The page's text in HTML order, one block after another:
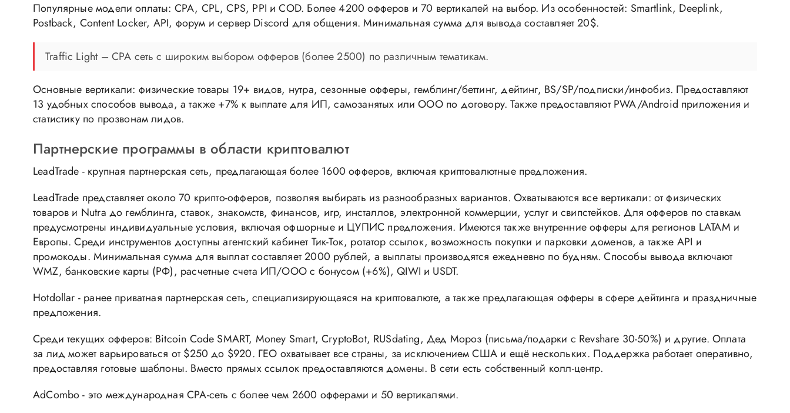
Популярные модели оплаты: CPA, CPL, CPS, PPI и COD. Более 4200 офферов и 70 вертикалей на выбор. Из особенностей: Smartlink, Deeplink,
Postback, Content Locker, API, форум и сервер Discord для общения. Минимальная сумма для вывода составляет 20$.
Traffic Light – CPA сеть с широким выбором офферов (более 2500) по различным тематикам.
Основные вертикали: физические товары 19+ видов, нутра, сезонные офферы, гемблинг/беттинг, дейтинг, BS/SP/подписки/инфобиз. Предоставляют
13 удобных способов вывода, а также +7% к выплате для ИП, самозанятых или ООО по договору. Также предоставляют PWA/Android приложения и
статистику по прозвонам лидов.
Партнерские программы в области криптовалют
LeadTrade - крупная партнерская сеть, предлагающая более 1600 офферов, включая криптовалютные предложения.
LeadTrade представляет около 70 крипто-офферов, позволяя выбирать из разнообразных вариантов. Охватываются все вертикали: от физических
товаров и Nutra до гемблинга, ставок, знакомств, финансов, игр, инсталлов, электронной коммерции, услуг и свипстейков. Для офферов по ставкам
предусмотрены индивидуальные условия, включая офшорные и ЦУПИС предложения. Имеются также внутренние офферы для регионов LATAM и
Европы. Среди инструментов доступны агентский кабинет Тик-Ток, ротатор ссылок, возможность покупки и парковки доменов, а также API и
промокоды. Минимальная сумма для выплат составляет 2000 рублей, а выплаты производятся ежедневно по будням. Способы вывода включают
WMZ, банковские карты (РФ), расчетные счета ИП/ООО с бонусом (+6%), QIWI и USDT.
Hotdollar - ранее приватная партнерская сеть, специализирующаяся на криптовалюте, а также предлагающая офферы в сфере дейтинга и праздничные
предложения.
Среди текущих офферов: Bitcoin Code SMART, Money Smart, CryptoBot, RUSdating, Дед Мороз (письма/подарки с Revshare 30-50%) и другие. Оплата
за лид может варьироваться от $250 до $920. ГЕО охватывает все страны, за исключением США и ещё нескольких. Поддержка работает оперативно,
предоставляя готовые шаблоны. Вместо прямых ссылок предоставляются домены. В сети есть собственный колл-центр.
AdCombo - это международная CPA-сеть с более чем 2600 офферами и 50 вертикалями.